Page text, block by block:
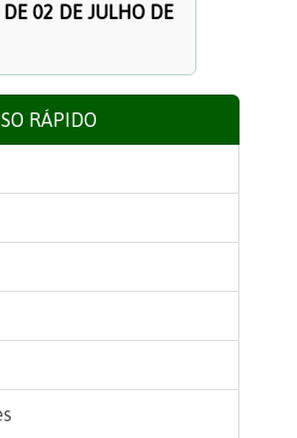
02 DE JULHO DE
RÁPIDO